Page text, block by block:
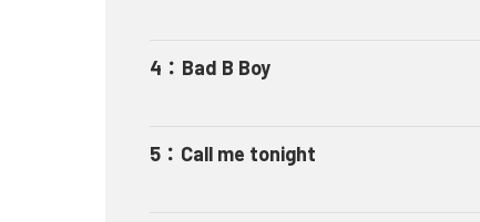
4 ： Bad B Boy
5 ： Call me tonight